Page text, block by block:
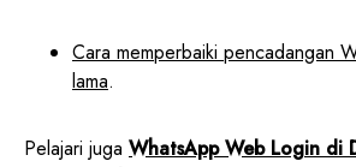
Cara memperbaiki pencadangan
lama.
Pelajari juga WhatsApp Web Login di